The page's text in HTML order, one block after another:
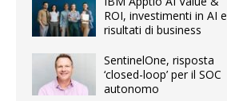
ROI, investimenti in AI e
risultati di business
SentinelOne, risposta
‘closed-loop’ per il SOC
autonomo